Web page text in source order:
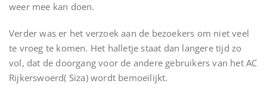
weer mee kan doen.
Verder was er het verzoek aan de bezoekers om niet veel
te vroeg te komen. Het halletje staat dan langere tijd zo
vol, dat de doorgang voor de andere gebruikers van het AC
Rijkerswoerd( Siza) wordt bemoeilijkt.